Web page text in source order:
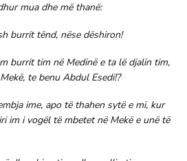
mua dhe më thanë:
burrit tënd, nëse dëshiron!
burrit tim në Medinë e ta lë djalin tim,
te benu Abdul Esedi!?
ime, apo të thahen sytë e mi, kur
im i vogël të mbetet në Mekë e unë të